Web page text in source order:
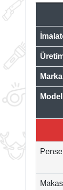
Marka
Model
Pense
Makas